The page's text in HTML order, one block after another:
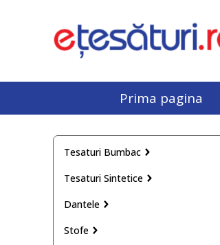
Prima pagina
Tesaturi Bumbac
Tesaturi Sintetice
Dantele
Stofe